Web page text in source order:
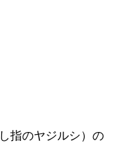
指のヤジルシ）の